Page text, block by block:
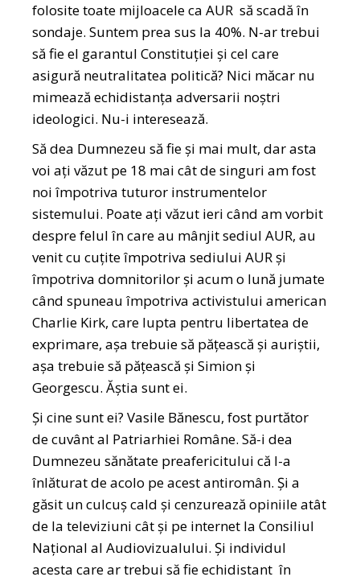
folosite toate mijloacele ca AUR să scadă în
sondaje. Suntem prea sus la 40%. N-ar trebui
să fie el garantul Constituției și cel care
asigură neutralitatea politică? Nici măcar nu
mimează echidistanța adversarii noștri
ideologici. Nu-i interesează.
Să dea Dumnezeu să fie și mai mult, dar asta
voi ați văzut pe 18 mai cât de singuri am fost
noi împotriva tuturor instrumentelor
sistemului. Poate ați văzut ieri când am vorbit
despre felul în care au mânjit sediul AUR, au
venit cu cuțite împotriva sediului AUR și
împotriva domnitorilor și acum o lună jumate
când spuneau împotriva activistului american
Charlie Kirk, care lupta pentru libertatea de
exprimare, așa trebuie să pățească și auriștii,
așa trebuie să pățească și Simion și
Georgescu. Ăștia sunt ei.
Și cine sunt ei? Vasile Bănescu, fost purtător
de cuvânt al Patriarhiei Române. Să-i dea
Dumnezeu sănătate preafericitului că l-a
înlăturat de acolo pe acest antiromân. Și a
găsit un culcuș cald și cenzurează opiniile atât
de la televiziuni cât și pe internet la Consiliul
Național al Audiovizualului. Și individul
acesta care ar trebui să fie echidistant în